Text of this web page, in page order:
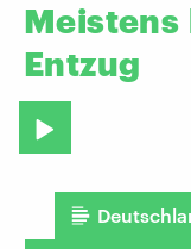
Meistens
Entzug